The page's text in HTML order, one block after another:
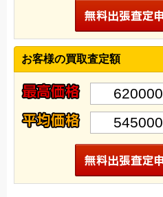
お客様の買取査定額
620000
545000